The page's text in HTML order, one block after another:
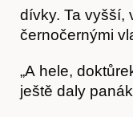
dívky. Ta vyšší,
černočernými
„A hele,
ještě daly